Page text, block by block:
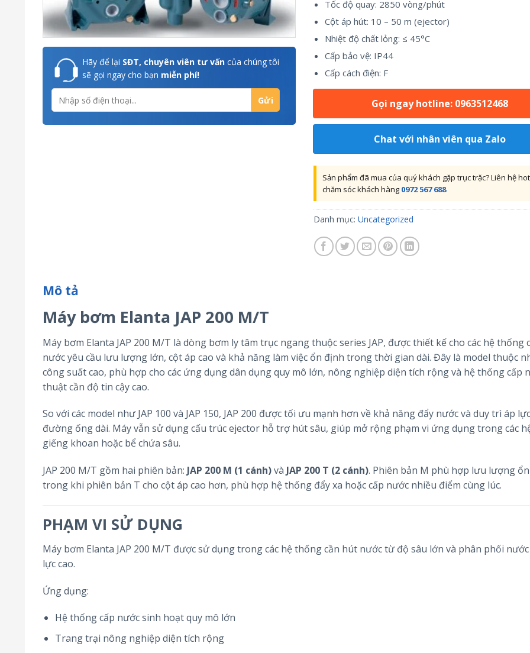
Hãy để lại SĐT, chuyên viên tư vấn của chúng tôi
sẽ gọi ngay cho bạn miễn phí!
Tốc độ quay: 2850 vòng/phút
Cột áp hút: 10 – 50 m (ejector)
Nhiệt độ chất lỏng: ≤ 45°C
Cấp bảo vệ: IP44
Cấp cách điện: F
Gọi ngay hotline: 0963512468
Chat với nhân viên qua Zalo
Sản phẩm đã mua của quý khách gặp trục trặc? Liên hệ
chăm sóc khách hàng 0972 567 688
Danh mục: Uncategorized
Mô tả
Máy bơm Elanta JAP 200 M/T
Máy bơm Elanta JAP 200 M/T là dòng bơm ly tâm trục ngang thuộc series JAP, được thiết kế cho các hệ thống
nước yêu cầu lưu lượng lớn, cột áp cao và khả năng làm việc ổn định trong thời gian dài. Đây là model thuộc
công suất cao, phù hợp cho các ứng dụng dân dụng quy mô lớn, nông nghiệp diện tích rộng và hệ thống cấp
thuật cần độ tin cậy cao.
So với các model như JAP 100 và JAP 150, JAP 200 được tối ưu mạnh hơn về khả năng đẩy nước và duy trì áp
đường ống dài. Máy vẫn sử dụng cấu trúc ejector hỗ trợ hút sâu, giúp mở rộng phạm vi ứng dụng trong các
giếng khoan hoặc bể chứa sâu.
JAP 200 M/T gồm hai phiên bản: JAP 200 M (1 cánh)và JAP 200 T (2 cánh). Phiên bản M phù hợp lưu lượng
trong khi phiên bản T cho cột áp cao hơn, phù hợp hệ thống đẩy xa hoặc cấp nước nhiều điểm cùng lúc.
PHẠM VI SỬ DỤNG
Máy bơm Elanta JAP 200 M/T được sử dụng trong các hệ thống cần hút nước từ độ sâu lớn và phân phối
lực cao.
Ứng dụng:
Hệ thống cấp nước sinh hoạt quy mô lớn
Trang trại nông nghiệp diện tích rộng